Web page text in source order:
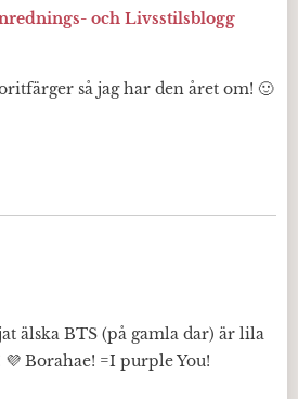
och Livsstilsblogg
så jag har den året om! 🙂
älska BTS (på gamla dar) är lila
Borahae! =I purple You!